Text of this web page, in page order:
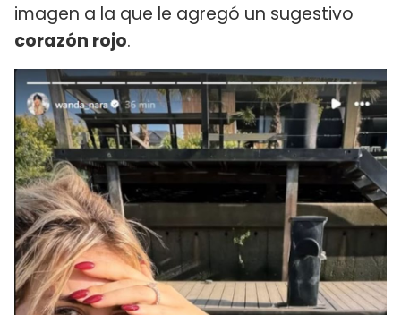
imagen a la que le agregó un sugestivo
corazón rojo.